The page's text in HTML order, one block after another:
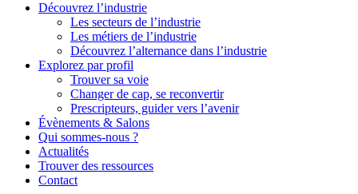
Découvrez l’industrie
Les secteurs de l’industrie
Les métiers de l’industrie
Découvrez l’alternance dans l’industrie
Explorez par profil
Trouver sa voie
Changer de cap, se reconvertir
Prescripteurs, guider vers l’avenir
Évènements & Salons
Qui sommes-nous ?
Actualités
Trouver des ressources
Contact